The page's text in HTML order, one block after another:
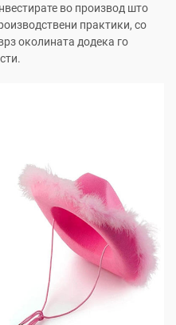
во производ што
практики, со
околината додека го